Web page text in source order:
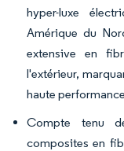
hyper-luxe
Amérique du
extensive en
l'extérieur,
haute
Compte tenu
composites en